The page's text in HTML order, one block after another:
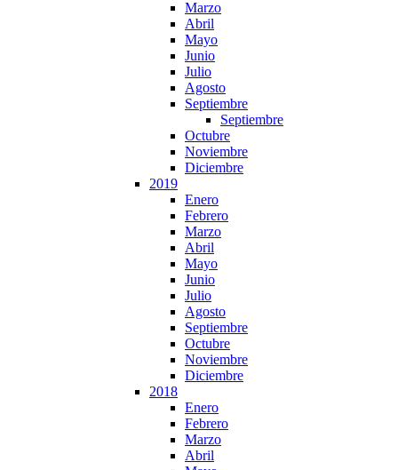
Marzo
Abril
Mayo
Junio
Julio
Agosto
Septiembre
Septiembre
Octubre
Noviembre
Diciembre
2019
Enero
Febrero
Marzo
Abril
Mayo
Junio
Julio
Agosto
Septiembre
Octubre
Noviembre
Diciembre
2018
Enero
Febrero
Marzo
Abril